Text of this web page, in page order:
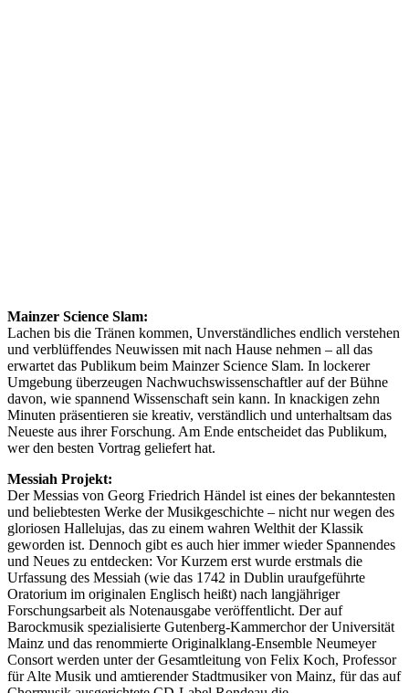
Mainzer Science Slam:
Lachen bis die Tränen kommen, Unverständliches endlich verstehen
und verblüffendes Neuwissen mit nach Hause nehmen – all das
erwartet das Publikum beim Mainzer Science Slam. In lockerer
Umgebung überzeugen Nachwuchswissenschaftler auf der Bühne
davon, wie spannend Wissenschaft sein kann. In knackigen zehn
Minuten präsentieren sie kreativ, verständlich und unterhaltsam das
Neueste aus ihrer Forschung. Am Ende entscheidet das Publikum,
wer den besten Vortrag geliefert hat.
Messiah Projekt:
Der Messias von Georg Friedrich Händel ist eines der bekanntesten
und beliebtesten Werke der Musikgeschichte – nicht nur wegen des
gloriosen Hallelujas, das zu einem wahren Welthit der Klassik
geworden ist. Dennoch gibt es auch hier immer wieder Spannendes
und Neues zu entdecken: Vor Kurzem erst wurde erstmals die
Urfassung des Messiah (wie das 1742 in Dublin uraufgeführte
Oratorium im originalen Englisch heißt) nach langjähriger
Forschungsarbeit als Notenausgabe veröffentlicht. Der auf
Barockmusik spezialisierte Gutenberg-Kammerchor der Universität
Mainz und das renommierte Originalklang-Ensemble Neumeyer
Consort werden unter der Gesamtleitung von Felix Koch, Professor
für Alte Musik und amtierender Stadtmusiker von Mainz, für das auf